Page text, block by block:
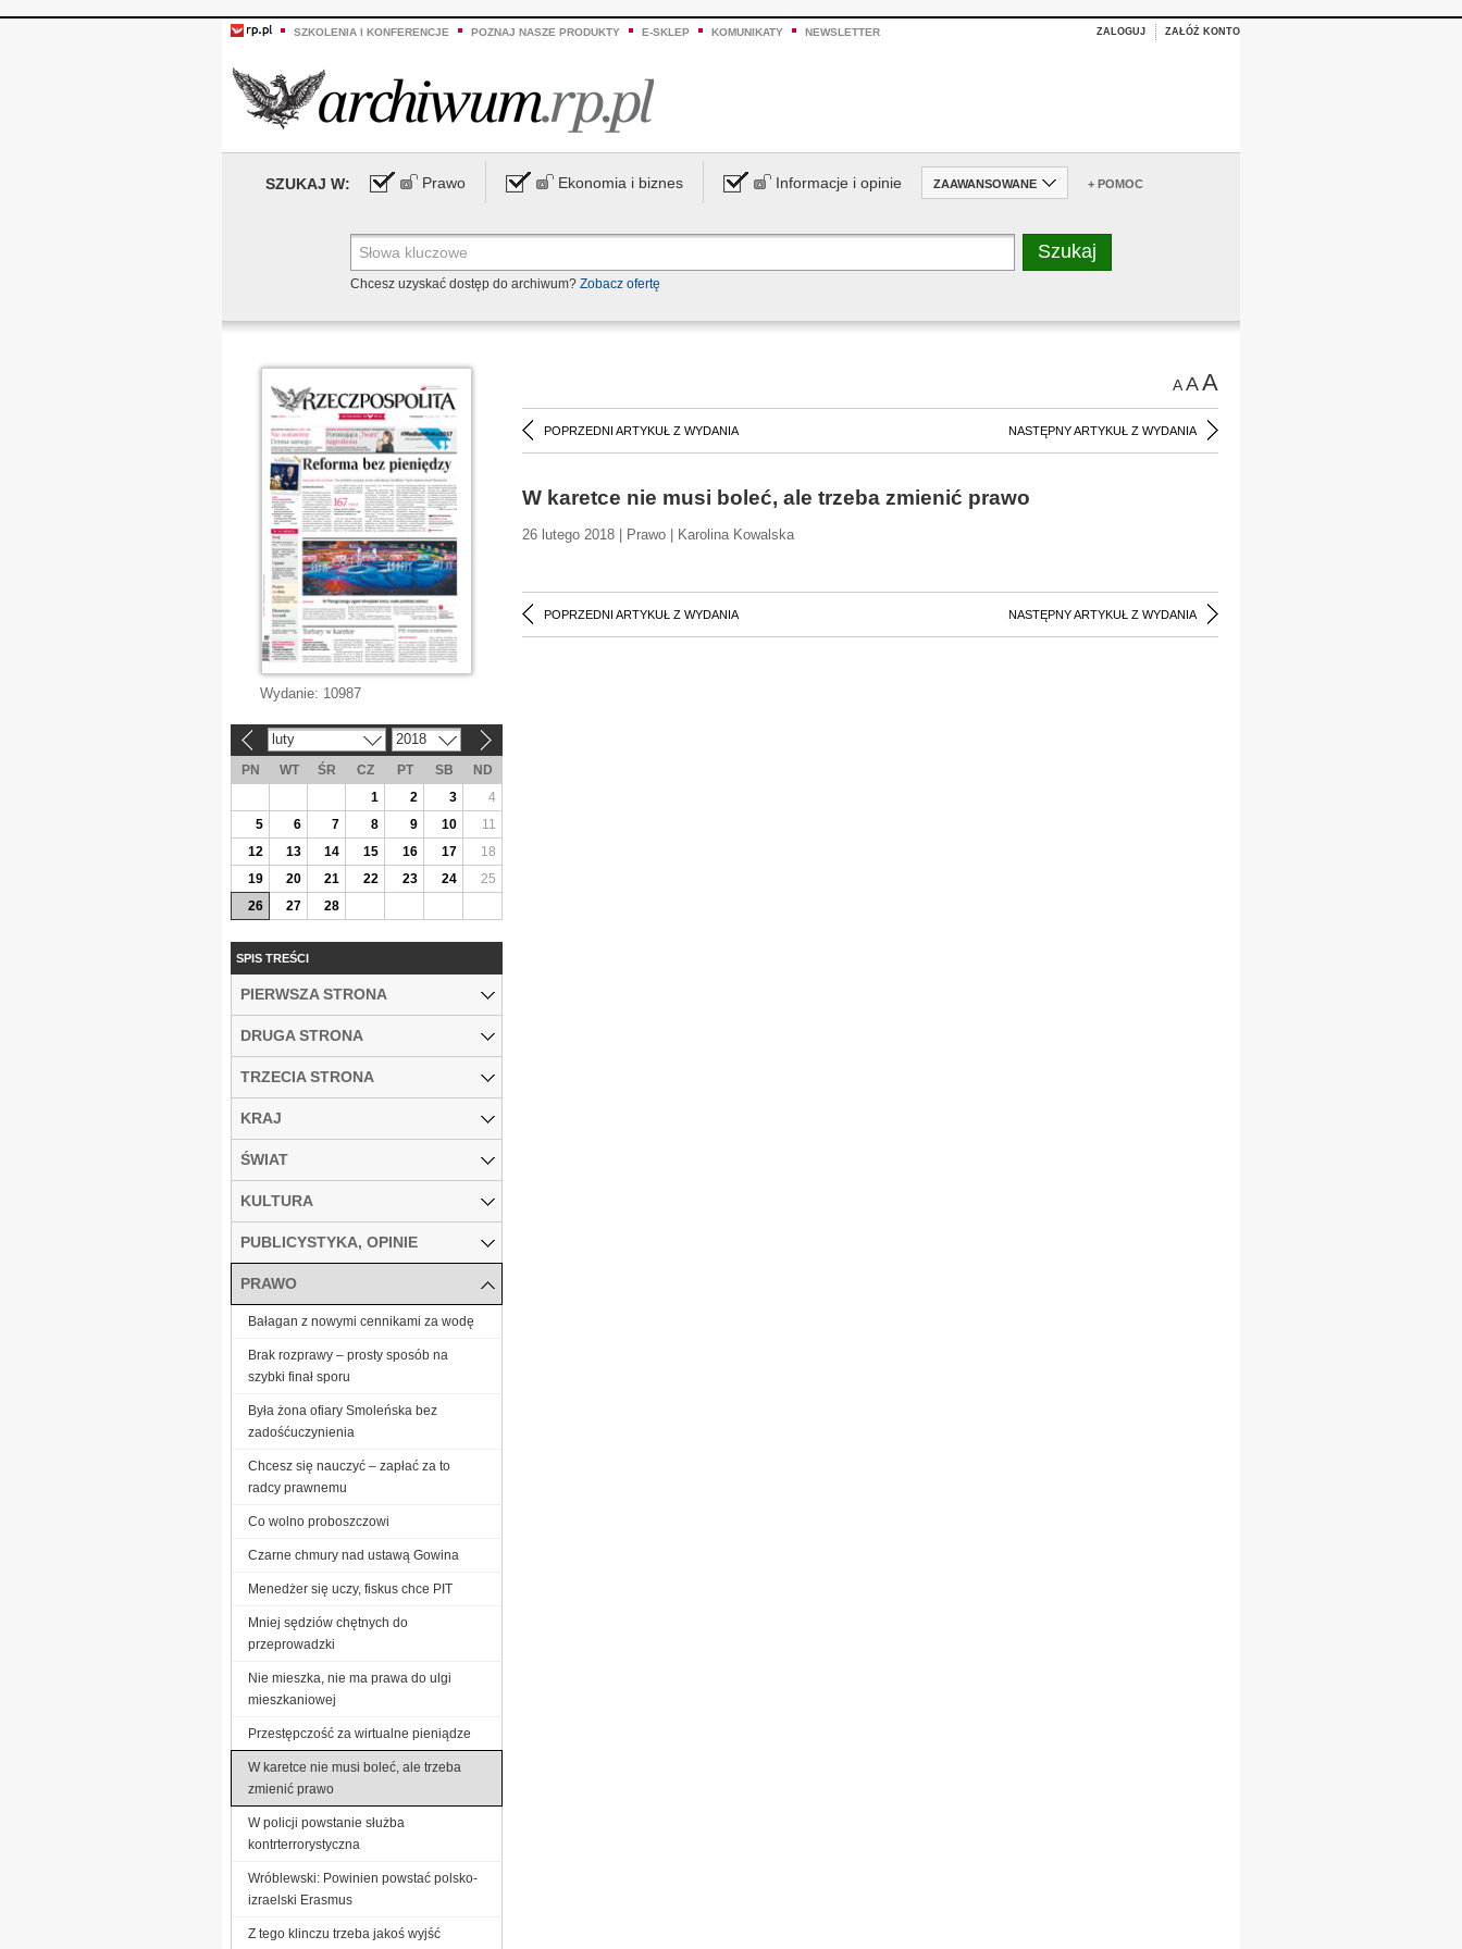
SZKOLENIA I KONFERENCJE POZNAJ NASZE PRODUKTY E-SKLEP KOMUNIKATY NEWSLETTER ZALOGUJ ZAŁÓŻ KONTO
SZUKAJ W: Prawo Ekonomia i biznes Informacje i opinie ZAAWANSOWANE + POMOC
Chcesz uzyskać dostęp do archiwum? Zobacz ofertę
AAA
POPRZEDNI ARTYKUŁ Z WYDANIA NASTĘPNY ARTYKUŁ Z WYDANIA
W karetce nie musi boleć, ale trzeba zmienić prawo
26 lutego 2018 | Prawo | Karolina Kowalska
POPRZEDNI ARTYKUŁ Z WYDANIA NASTĘPNY ARTYKUŁ Z WYDANIA
Wydanie: 10987
luty 2018
PN WT ŚR CZ PT SB
ND
1
2 3
4
5
6 7 8 9 10
11
12
13 14 15 16 17
18
19
20 21 22 23 24
25
26
27 28
SPIS TREŚCI
PIERWSZA STRONA
DRUGA STRONA
TRZECIA STRONA
KRAJ
ŚWIAT
KULTURA
PUBLICYSTYKA, OPINIE
PRAWO
Bałagan z nowymi cennikami za wodę
Brak rozprawy – prosty sposób na
szybki finał sporu
Była żona ofiary Smoleńska bez
zadośćuczynienia
Chcesz się nauczyć – zapłać za to
radcy prawnemu
Co wolno proboszczowi
Czarne chmury nad ustawą Gowina
Menedżer się uczy, fiskus chce PIT
Mniej sędziów chętnych do
przeprowadzki
Nie mieszka, nie ma prawa do ulgi
mieszkaniowej
Przestępczość za wirtualne pieniądze
W karetce nie musi boleć, ale trzeba
zmienić prawo
W policji powstanie służba
kontrterrorystyczna
Wróblewski: Powinien powstać polsko-
izraelski Erasmus
Z tego klinczu trzeba jakoś wyjść